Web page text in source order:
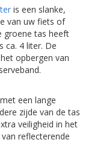
is een slanke,
van uw fiets of
groene tas heeft
ca. 4 liter. De
opbergen van
een lange
zijde van de tas
veiligheid in het
reflecterende